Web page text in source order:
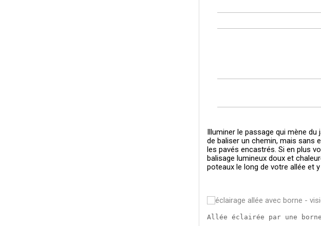
Illuminer le passage qui mène
de baliser un chemin, mais sans
les pavés encastrés. Si en plus
balisage lumineux doux et
poteaux le long de votre allée et
Allée éclairée par une